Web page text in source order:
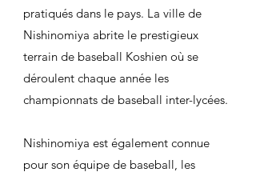
pratiqués dans le pays. La ville de
Nishinomiya abrite le prestigieux
terrain de baseball Koshien où se
déroulent chaque année les
championnats de baseball inter-lycées.
Nishinomiya est également connue
pour son équipe de baseball, les